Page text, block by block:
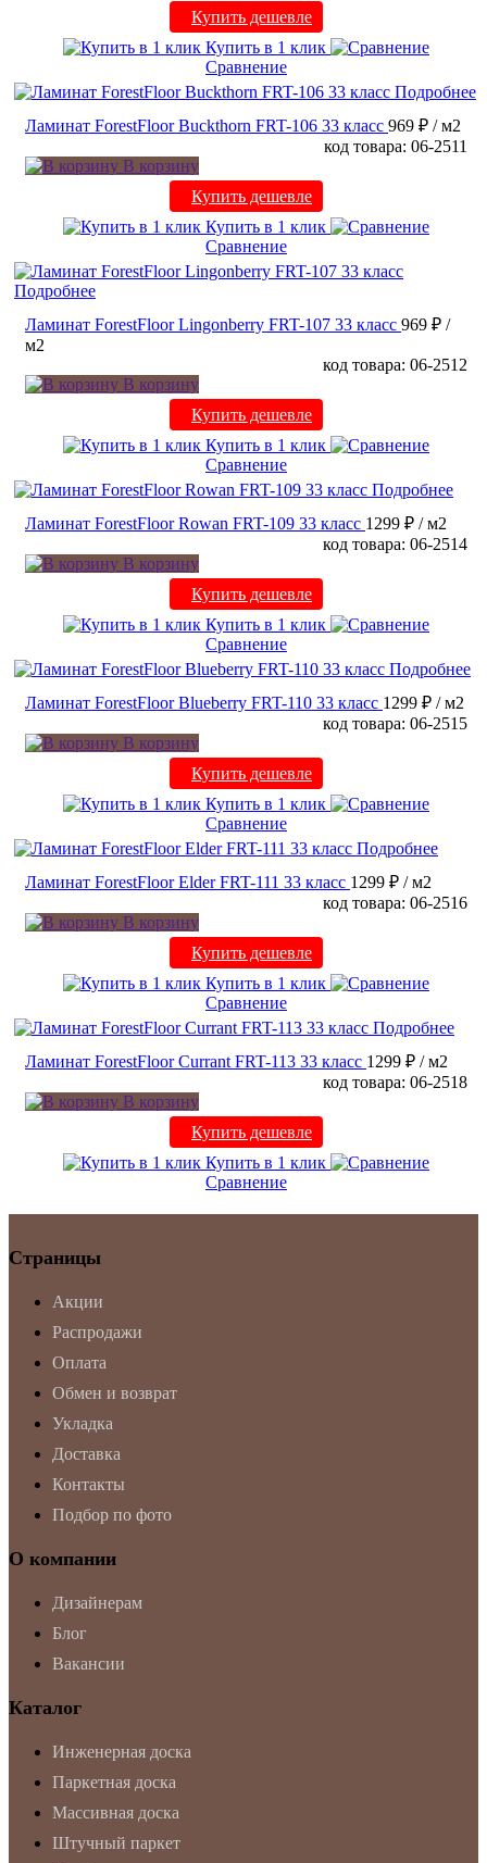
Купить дешевле
Купить в 1 клик
Сравнение
Подробнее
Ламинат ForestFloor Buckthorn FRT-106 33 класс 969 ₽ / м2
код товара: 06-2511
В корзину
Купить дешевле
Купить в 1 клик
Сравнение
Подробнее
Ламинат ForestFloor Lingonberry FRT-107 33 класс 969 ₽ /
м2
код товара: 06-2512
В корзину
Купить дешевле
Купить в 1 клик
Сравнение
Подробнее
Ламинат ForestFloor Rowan FRT-109 33 класс 1299 ₽ / м2
код товара: 06-2514
В корзину
Купить дешевле
Купить в 1 клик
Сравнение
Подробнее
Ламинат ForestFloor Blueberry FRT-110 33 класс 1299 ₽ / м2
код товара: 06-2515
В корзину
Купить дешевле
Купить в 1 клик
Сравнение
Подробнее
Ламинат ForestFloor Elder FRT-111 33 класс 1299 ₽ / м2
код товара: 06-2516
В корзину
Купить дешевле
Купить в 1 клик
Сравнение
Подробнее
Ламинат ForestFloor Currant FRT-113 33 класс 1299 ₽ / м2
код товара: 06-2518
В корзину
Купить дешевле
Купить в 1 клик
Сравнение
Страницы
Акции
Распродажи
Оплата
Обмен и возврат
Укладка
Доставка
Контакты
Подбор по фото
О компании
Дизайнерам
Блог
Вакансии
Каталог
Инженерная доска
Паркетная доска
Массивная доска
Штучный паркет